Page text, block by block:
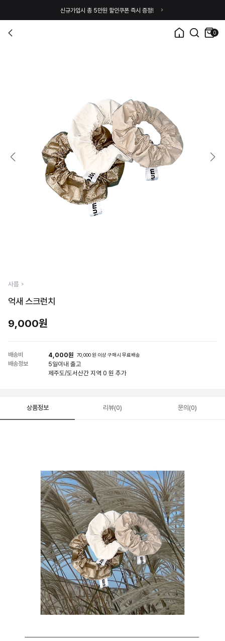
신규가입시 총 5만원 할인쿠폰 즉시 증정!
0
사름
억새 스크런치
9,000원
배송비 4,000원 70,000 원 이상 구매시 무료배송
배송정보 5일이내 출고
제주도/도서산간 지역 0 원 추가
상품정보 리뷰(0) 문의(0)